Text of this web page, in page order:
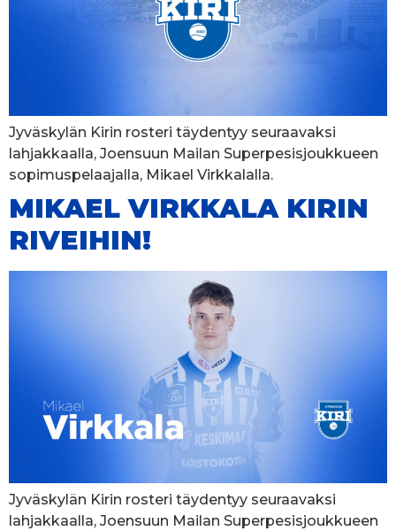
Jyväskylän Kirin rosteri täydentyy seuraavaksi
lahjakkaalla, Joensuun Mailan Superpesisjoukkueen
sopimuspelaajalla, Mikael Virkkalalla.
MIKAEL VIRKKALA KIRIN
RIVEIHIN!
Jyväskylän Kirin rosteri täydentyy seuraavaksi
lahjakkaalla, Joensuun Mailan Superpesisjoukkueen